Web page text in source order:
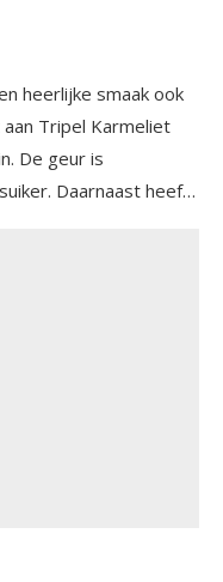
heerlijke smaak ook
Tripel Karmeliet
De geur is
Daarnaast heeft
citrus. In de
de hop met haar
kracht en pit. Neem
smaak die we kennen
zacht en de